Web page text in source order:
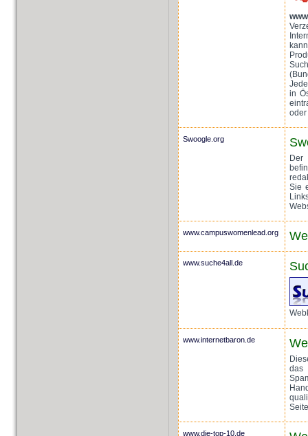
in
Swoogle.org
Der
Sie
www.campuswomenlead.org
www.suche4all.de
www.internetbaron.de
das
www.die-top-10.de